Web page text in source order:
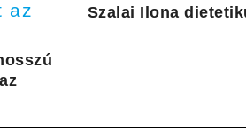
az
Szalai Ilona